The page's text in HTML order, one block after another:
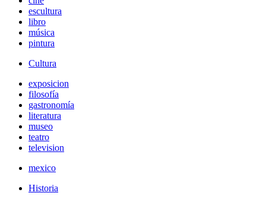
escultura
libro
música
pintura
Cultura
exposicion
filosofía
gastronomía
literatura
museo
teatro
television
mexico
Historia